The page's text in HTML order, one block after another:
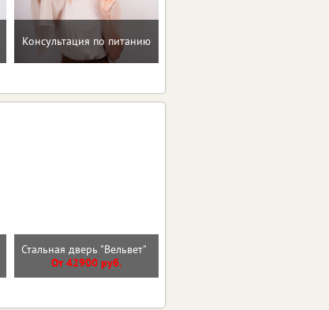
Консультация по питанию
Стальная дверь "Вельвет"
От 42900 руб.